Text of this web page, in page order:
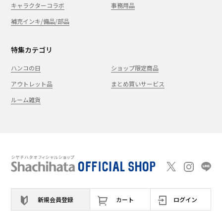
キャラクターコラボ
事務用品
補充インキ/備品/部品
特集カテゴリ
ハンコの日
ショップ限定商品
アウトレット品
まとめ買いサービス
ルーム雑貨
新規会員登録 カート ログイン